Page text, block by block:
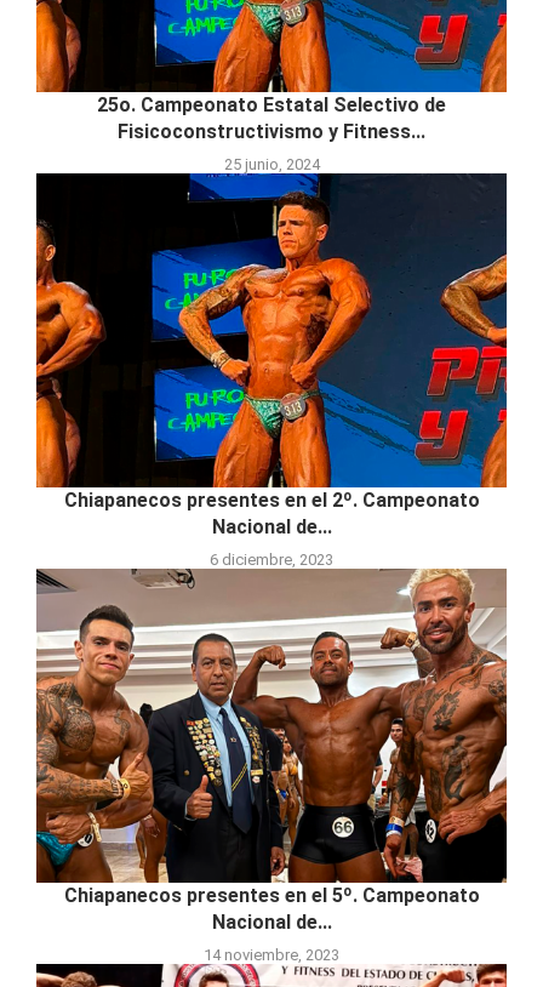
25o. Campeonato Estatal Selectivo de
Fisicoconstructivismo y Fitness...
25 junio, 2024
Chiapanecos presentes en el 2º. Campeonato
Nacional de...
6 diciembre, 2023
Chiapanecos presentes en el 5º. Campeonato
Nacional de...
14 noviembre, 2023